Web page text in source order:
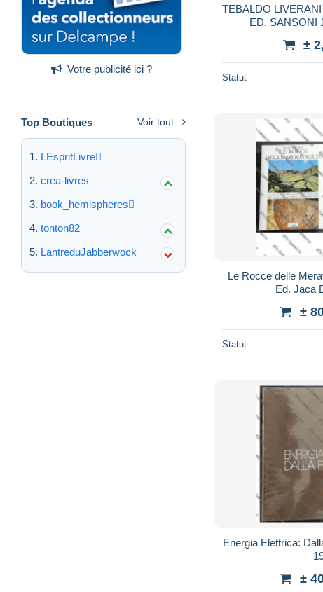
Votre publicité ici ?
Top Boutiques Voir tout
LEspritLivre
crea-livres
book_hemispheres
tonton82
LantreduJabberwock
TEBALDO
ED. SANSONI
±
Statut
Le Rocce delle
Ed. Jaca
±
Statut
Energia Elettrica:
±